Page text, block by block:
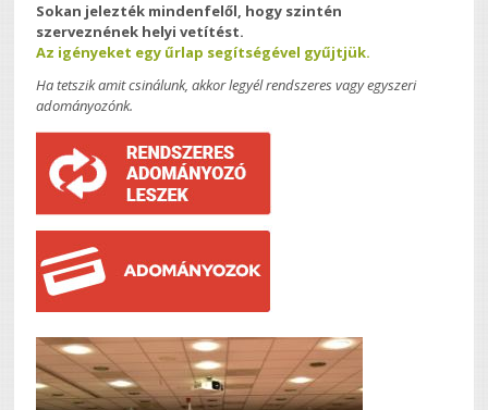
Sokan jelezték mindenfelől, hogy szintén
szerveznének helyi vetítést.
Az igényeket egy űrlap segítségével gyűjtjük.
Ha tetszik amit csinálunk, akkor legyél rendszeres vagy egyszeri
adományozónk.